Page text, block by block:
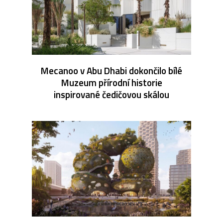
Mecanoo v Abu Dhabi dokončilo bílé
Muzeum přírodní historie
inspirované čedičovou skálou